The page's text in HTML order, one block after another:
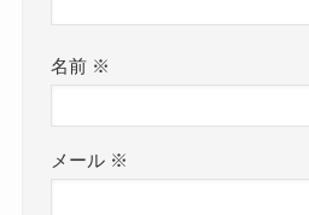
名前 ※
メール ※